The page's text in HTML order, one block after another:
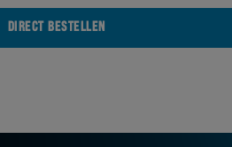
DIRECT BESTELLEN